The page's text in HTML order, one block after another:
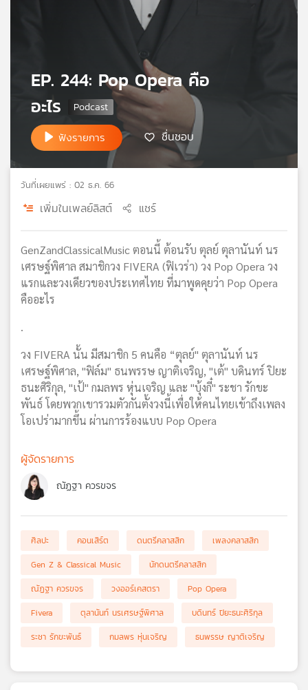
แผนที่
เครือ
EP. 244: Pop Opera คือ
อะไร
ฟังรายการ ชื่นชอบ
วันที่เผยแพร่ : 02 ธ.ค. 66
เพิ่มในเพลย์ลิสต์ แชร์
GenZandClassicalMusic ตอนนี้ ต้อนรับ ตุลย์ ตุลานันท์ นร
เศรษฐ์พิศาล สมาชิกวง FIVERA (ฟิเวร่า) วง Pop Opera วง
แรกและวงเดียวของประเทศไทย ที่มาพูดคุยว่า Pop Opera
คืออะไร
.
วง FIVERA นั้น มีสมาชิก 5 คนคือ “ตุลย์" ตุลานันท์ นร
เศรษฐ์พิศาล, "ฟิล์ม" ธนพรรษ ญาติเจริญ, "เต้" บดินทร์ ปิยะ
ธนะศิริกุล, "เป้" กมลพร หุ่นเจริญ และ "บุ้งกี๋" ระชา รักขะ
พันธ์ โดยพวกเขารวมตัวกันตั้งวงนี้เพื่อให้คนไทยเข้าถึงเพลง
โอเปร่ามากขึ้น ผ่านการร้องแบบ Pop Opera
ผู้จัดรายการ
ณัฏฐา ควรขจร
ศิลปะ คอนเสิร์ต ดนตรีคลาสสิก
เพลงคลาสสิก
Gen Z & Classical Music
นักดนตรีคลาสสิก
ณัฏฐา ควรขจร
วงออร์เคสตรา
Pop Opera
Fivera
ตุลานันท์ นรเศรษฐ์พิศาล
บดินทร์ ปิยะธนะศิริกุล
ระชา รักขะพันธ์
กมลพร หุ่นเจริญ ธนพรรษ ญาติเจริญ